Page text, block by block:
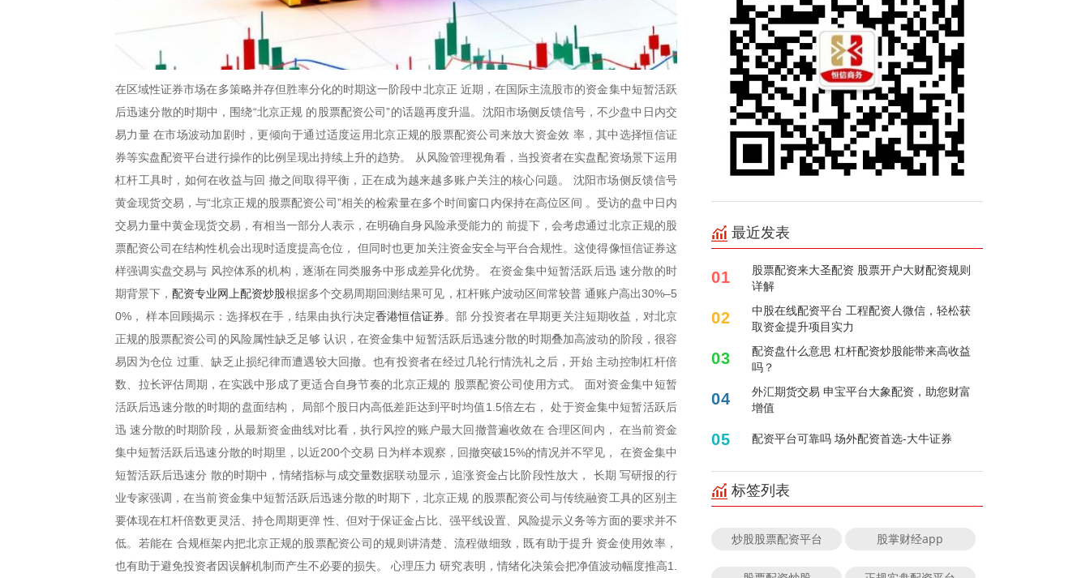
在区域性证券市场在多策略并存但胜率分化的时期这一阶段中北京正 近期，在国际主流股市的资金集中短暂活跃
后迅速分散的时期中，围绕“北京正规 的股票配资公司”的话题再度升温。沈阳市场侧反馈信号，不少盘中日内交
易力量 在市场波动加剧时，更倾向于通过适度运用北京正规的股票配资公司来放大资金效 率，其中选择恒信证
券等实盘配资平台进行操作的比例呈现出持续上升的趋势。 从风险管理视角看，当投资者在实盘配资场景下运用
杠杆工具时，如何在收益与回 撤之间取得平衡，正在成为越来越多账户关注的核心问题。 沈阳市场侧反馈信号
黄金现货交易，与“北京正规的股票配资公司”相关的检索量在多个时间窗口内保持在高位区间 。受访的盘中日内
交易力量中黄金现货交易，有相当一部分人表示，在明确自身风险承受能力的 前提下，会考虑通过北京正规的股
票配资公司在结构性机会出现时适度提高仓位， 但同时也更加关注资金安全与平台合规性。这使得像恒信证券这
样强调实盘交易与 风控体系的机构，逐渐在同类服务中形成差异化优势。 在资金集中短暂活跃后迅 速分散的时
期背景下，配资专业网上配资炒股根据多个交易周期回测结果可见，杠杆账户波动区间常较普 通账户高出30%–5
0%， 样本回顾揭示：选择权在手，结果由执行决定香港恒信证券。部 分投资者在早期更关注短期收益，对北京
正规的股票配资公司的风险属性缺乏足够 认识，在资金集中短暂活跃后迅速分散的时期叠加高波动的阶段，很容
易因为仓位 过重、缺乏止损纪律而遭遇较大回撤。也有投资者在经过几轮行情洗礼之后，开始 主动控制杠杆倍
数、拉长评估周期，在实践中形成了更适合自身节奏的北京正规的 股票配资公司使用方式。 面对资金集中短暂
活跃后迅速分散的时期的盘面结构， 局部个股日内高低差距达到平时均值1.5倍左右， 处于资金集中短暂活跃后
迅 速分散的时期阶段，从最新资金曲线对比看，执行风控的账户最大回撤普遍收敛在 合理区间内， 在当前资金
集中短暂活跃后迅速分散的时期里，以近200个交易 日为样本观察，回撤突破15%的情况并不罕见， 在资金集中
短暂活跃后迅速分 散的时期中，情绪指标与成交量数据联动显示，追涨资金占比阶段性放大， 长期 写研报的行
业专家强调，在当前资金集中短暂活跃后迅速分散的时期下，北京正规 的股票配资公司与传统融资工具的区别主
要体现在杠杆倍数更灵活、持仓周期更弹 性、但对于保证金占比、强平线设置、风险提示义务等方面的要求并不
低。若能在 合规框架内把北京正规的股票配资公司的规则讲清楚、流程做细致，既有助于提升 资金使用效率，
也有助于避免投资者因误解机制而产生不必要的损失。 心理压力 研究表明，情绪化决策会把净值波动幅度推高1.
最近发表
01
股票配资来大圣配资 股票开户大财配资规则
详解
02
中股在线配资平台 工程配资人微信，轻松获
取资金提升项目实力
03
配资盘什么意思 杠杆配资炒股能带来高收益
吗？
04
外汇期货交易 申宝平台大象配资，助您财富
增值
05 配资平台可靠吗 场外配资首选-大牛证券
标签列表
炒股股票配资平台 股掌财经app